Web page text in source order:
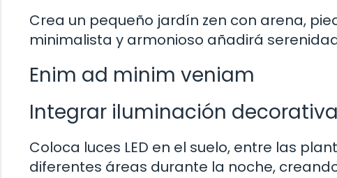
Crea un pequeño jardín zen con arena,
minimalista y armonioso añadirá
Enim ad minim veniam
Integrar iluminación
Coloca luces LED en el suelo, entre las
diferentes áreas durante la noche,